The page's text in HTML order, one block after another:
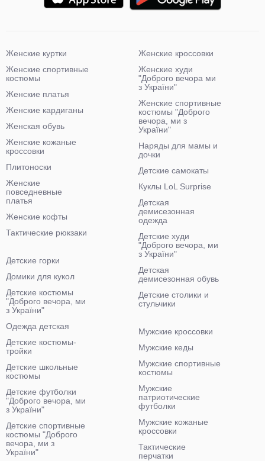
Женские куртки
Женские спортивные
костюмы
Женские платья
Женские кардиганы
Женская обувь
Женские кожаные
кроссовки
Плитоноски
Женские
повседневные
платья
Женские кофты
Тактические рюкзаки
Женские кроссовки
Женские худи
"Доброго вечора ми
з України"
Женские спортивные
костюмы "Доброго
вечора, ми з
України"
Наряды для мамы и
дочки
Детские самокаты
Куклы LoL Surprise
Детская
демисезонная
одежда
Детские худи
"Доброго вечора, ми
з України"
Детская
демисезонная обувь
Детские столики и
стульчики
Детские горки
Домики для кукол
Детские костюмы
"Доброго вечора, ми
з України"
Одежда детская
Детские костюмы-
тройки
Детские школьные
костюмы
Детские футболки
"Доброго вечора, ми
з України"
Детские спортивные
костюмы "Доброго
вечора, ми з
України"
Мужские кроссовки
Мужские кеды
Мужские спортивные
костюмы
Мужские
патриотические
футболки
Мужские кожаные
кроссовки
Тактические
перчатки